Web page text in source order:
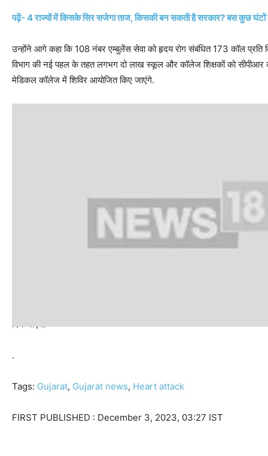
पढ़ें- 4 राज्यों में किसके सिर सजेगा ताज, किसकी बन सकती है सरकार? बस कुछ घंटों
उन्होंने आगे कहा कि 108 नंबर एम्बुलेंस सेवा को हृदय रोग संबंधित 173 कॉल प्रति
विभाग की नई पहल के तहत लगभग दो लाख स्कूल और कॉलेज शिक्षकों को सीपीआर
मेडिकल कॉलेज में शिविर आयोजित किए जाएंगे.
दिये जाएंगे.
.
Tags: Gujarat, Gujarat news, Heart attack
FIRST PUBLISHED : December 3, 2023, 03:27 IST